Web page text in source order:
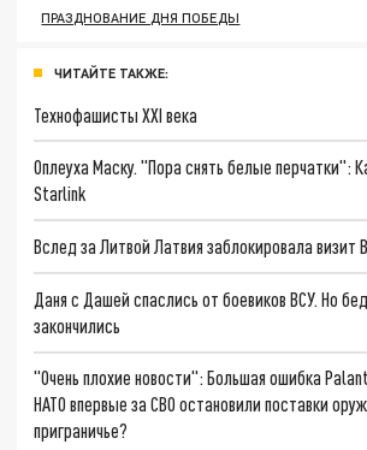
ПРАЗДНОВАНИЕ ДНЯ ПОБЕДЫ
ЧИТАЙТЕ ТАКЖЕ:
Технофашисты XXI века
Оплеуха Маску. "Пора снять белые перчатки":
Starlink
Вслед за Литвой Латвия заблокировала визит
Даня с Дашей спаслись от боевиков ВСУ. Но
закончились
"Очень плохие новости": Большая ошибка
НАТО впервые за СВО остановили поставки
приграничье?